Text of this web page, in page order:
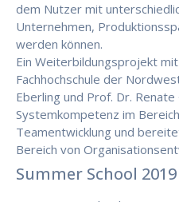
dem Nutzer mit
Unternehmen,
werden können.
Ein Weiterbildungsprojekt
Fachhochschule der
Eberling und Prof. Dr.
Systemkompetenz im
Teamentwicklung und
Bereich von
Summer School 2019